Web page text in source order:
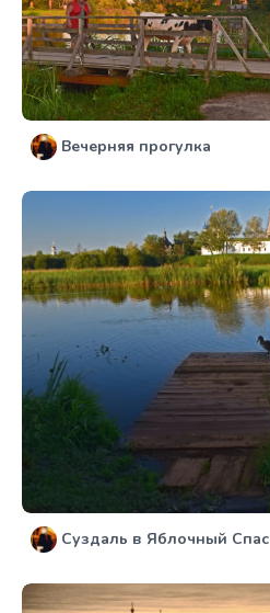
Вечерняя прогулка
Суздаль в Яблочный Спас